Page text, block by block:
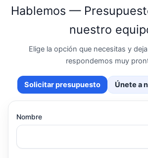
Hablemos —
nuestro
Elige la opción que necesitas y
respondemos muy
Solicitar presupuesto Únete a
Nombre